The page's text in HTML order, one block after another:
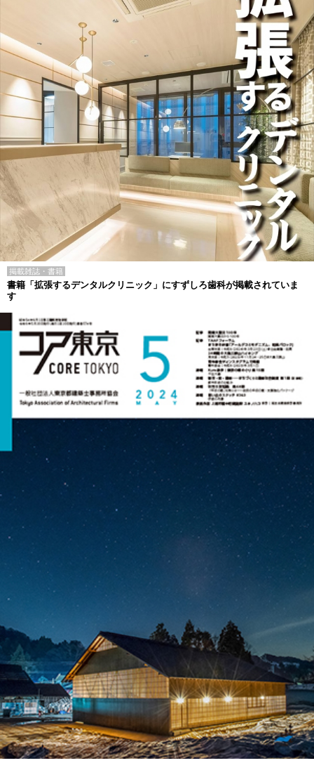
掲載雑誌・書籍
書籍「拡張するデンタルクリニック」にすずしろ歯科が掲載されていま
す